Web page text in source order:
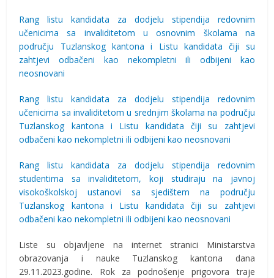
Rang listu kandidata za dodjelu stipendija redovnim
učenicima sa invaliditetom u osnovnim školama na
području Tuzlanskog kantona i Listu kandidata čiji su
zahtjevi odbačeni kao nekompletni ili odbijeni kao
neosnovani
Rang listu kandidata za dodjelu stipendija redovnim
učenicima sa invaliditetom u srednjim školama na području
Tuzlanskog kantona i Listu kandidata čiji su zahtjevi
odbačeni kao nekompletni ili odbijeni kao neosnovani
Rang listu kandidata za dodjelu stipendija redovnim
studentima sa invaliditetom, koji studiraju na javnoj
visokoškolskoj ustanovi sa sjedištem na području
Tuzlanskog kantona i Listu kandidata čiji su zahtjevi
odbačeni kao nekompletni ili odbijeni kao neosnovani
Liste su objavljene na internet stranici Ministarstva
obrazovanja i nauke Tuzlanskog kantona dana
29.11.2023.godine. Rok za podnošenje prigovora traje